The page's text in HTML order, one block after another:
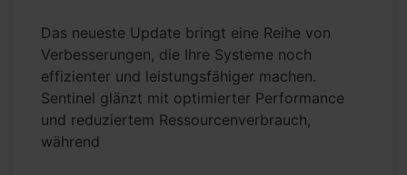
Das neueste Update bringt eine Reihe von
Verbesserungen, die Ihre Systeme noch
effizienter und leistungsfähiger machen.
Sentinel glänzt mit optimierter Performance
und reduziertem Ressourcenverbrauch,
während